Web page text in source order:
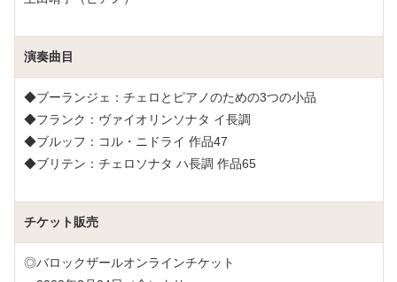
演奏曲目
◆ブーランジェ：チェロとピアノのための3つの小品
◆フランク：ヴァイオリンソナタ イ長調
◆ブルッフ：コル・ニドライ 作品47
◆ブリテン：チェロソナタ ハ長調 作品65
チケット販売
◎バロックザールオンラインチケット